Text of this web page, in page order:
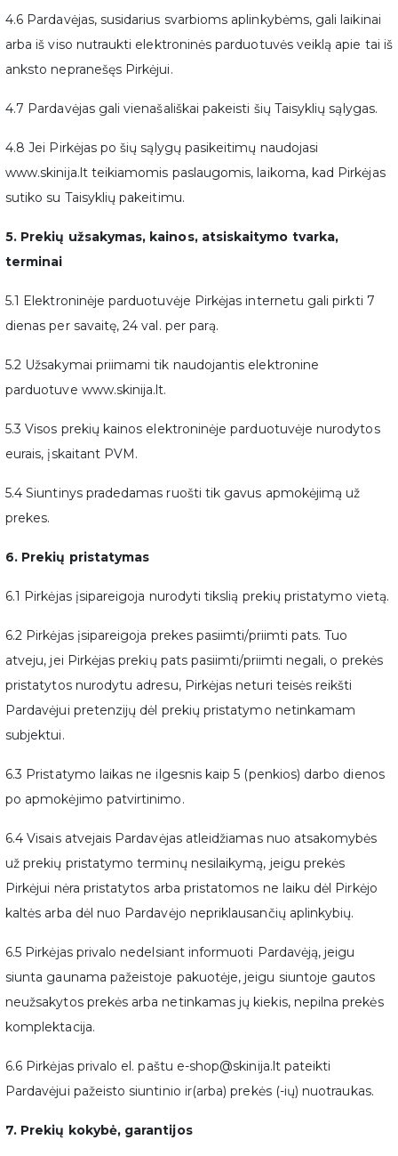
4.6 Pardavėjas, susidarius svarbioms aplinkybėms, gali laikinai
arba iš viso nutraukti elektroninės parduotuvės veiklą apie tai iš
anksto nepranešęs Pirkėjui.
4.7 Pardavėjas gali vienašališkai pakeisti šių Taisyklių sąlygas.
4.8 Jei Pirkėjas po šių sąlygų pasikeitimų naudojasi
www.skinija.lt teikiamomis paslaugomis, laikoma, kad Pirkėjas
sutiko su Taisyklių pakeitimu.
5. Prekių užsakymas, kainos, atsiskaitymo tvarka,
terminai
5.1 Elektroninėje parduotuvėje Pirkėjas internetu gali pirkti 7
dienas per savaitę, 24 val. per parą.
5.2 Užsakymai priimami tik naudojantis elektronine
parduotuve www.skinija.lt.
5.3 Visos prekių kainos elektroninėje parduotuvėje nurodytos
eurais, įskaitant PVM.
5.4 Siuntinys pradedamas ruošti tik gavus apmokėjimą už
prekes.
6. Prekių pristatymas
6.1 Pirkėjas įsipareigoja nurodyti tikslią prekių pristatymo vietą.
6.2 Pirkėjas įsipareigoja prekes pasiimti/priimti pats. Tuo
atveju, jei Pirkėjas prekių pats pasiimti/priimti negali, o prekės
pristatytos nurodytu adresu, Pirkėjas neturi teisės reikšti
Pardavėjui pretenzijų dėl prekių pristatymo netinkamam
subjektui.
6.3 Pristatymo laikas ne ilgesnis kaip 5 (penkios) darbo dienos
po apmokėjimo patvirtinimo.
6.4 Visais atvejais Pardavėjas atleidžiamas nuo atsakomybės
už prekių pristatymo terminų nesilaikymą, jeigu prekės
Pirkėjui nėra pristatytos arba pristatomos ne laiku dėl Pirkėjo
kaltės arba dėl nuo Pardavėjo nepriklausančių aplinkybių.
6.5 Pirkėjas privalo nedelsiant informuoti Pardavėją, jeigu
siunta gaunama pažeistoje pakuotėje, jeigu siuntoje gautos
neužsakytos prekės arba netinkamas jų kiekis, nepilna prekės
komplektacija.
6.6 Pirkėjas privalo el. paštu e-shop@skinija.lt pateikti
Pardavėjui pažeisto siuntinio ir(arba) prekės (-ių) nuotraukas.
7. Prekių kokybė, garantijos